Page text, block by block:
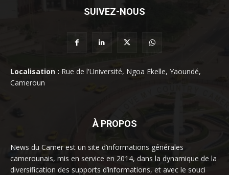
SUIVEZ-NOUS
Localisation : Rue de l'Université, Ngoa Ekelle, Yaoundé,
Cameroun
À PROPOS
News du Camer est un site d’informations générales
camerounais, mis en service en 2014, dans la dynamique de la
diversification des supports d’informations, et avec le souci